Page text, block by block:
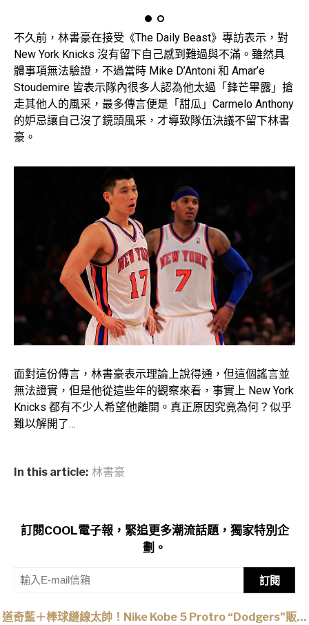
不久前，林書豪在接受《The Daily Beast》專訪表示，對
New York Knicks 沒有留下自己感到難過與不滿。雖然具
體事項無法驗證，不過當時 Mike D’Antoni 和 Amar’e
Stoudemire 皆表示隊內很多人認為他太過「鋒芒畢露」搶
走其他人的風采，最多傳言便是「甜瓜」Carmelo Anthony
的妒忌讓自己沒了鏡頭風采，才導致隊伍決議不留下林書
豪。
面對這份傳言，林書豪表示理論上說得通，但這個謠言並
無法證實，但是他從這些年的觀察來看，事實上 New York
Knicks 都有不少人希望他離開。真正原因究竟為何？似乎
難以解開了…
In this article: 林書豪
訂閱COOL電子報，緊追更多潮流話題，獨家特別企
劃。
訂閱
道奇藍＋棒球縫線太帥！Nike Kobe 5 Protro “Dodgers”販售